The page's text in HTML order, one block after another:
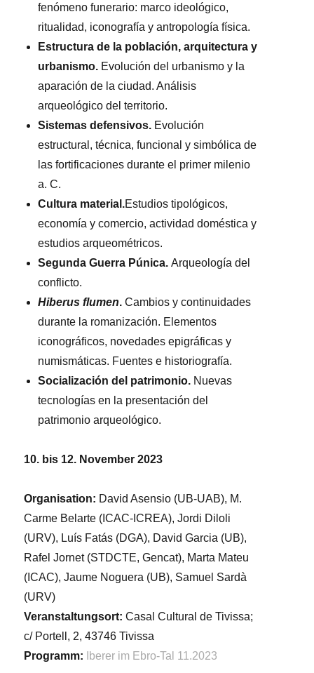
fenómeno funerario: marco ideológico,
ritualidad, iconografía y antropología física.
Estructura de la población, arquitectura y
urbanismo. Evolución del urbanismo y la
aparación de la ciudad. Análisis
arqueológico del territorio.
Sistemas defensivos. Evolución
estructural, técnica, funcional y simbólica de
las fortificaciones durante el primer milenio
a. C.
Cultura material.Estudios tipológicos,
economía y comercio, actividad doméstica y
estudios arqueométricos.
Segunda Guerra Púnica.Arqueología del
conflicto.
Hiberus flumen.Cambios y continuidades
durante la romanización. Elementos
iconográficos, novedades epigráficas y
numismáticas. Fuentes e historiografía.
Socialización del patrimonio. Nuevas
tecnologías en la presentación del
patrimonio arqueológico.
10. bis 12. November 2023
Organisation: David Asensio (UB-UAB), M.
Carme Belarte (ICAC-ICREA), Jordi Diloli
(URV), Luís Fatás (DGA), David Garcia (UB),
Rafel Jornet (STDCTE, Gencat), Marta Mateu
(ICAC), Jaume Noguera (UB), Samuel Sardà
(URV)
Veranstaltungsort:Casal Cultural de Tivissa;
c/ Portell, 2, 43746 Tivissa
Programm:
Iberer im Ebro-Tal 11.2023